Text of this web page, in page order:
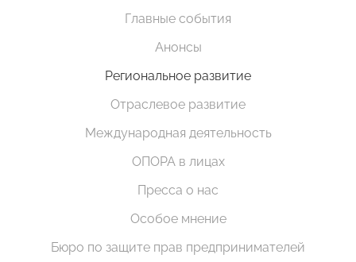
Главные события
Анонсы
Региональное развитие
Отраслевое развитие
Международная деятельность
ОПОРА в лицах
Пресса о нас
Особое мнение
Бюро по защите прав предпринимателей